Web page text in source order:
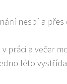
nespí a
práci a večer
léto